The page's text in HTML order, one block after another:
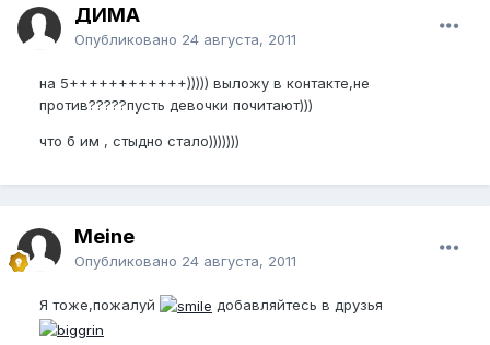
ДИМА
Опубликовано 24 августа, 2011
на 5++++++++++++))))) выложу в контакте,не
против?????пусть девочки почитают)))
что б им , стыдно стало)))))))
Meine
Опубликовано 24 августа, 2011
Я тоже,пожалуй добавляйтесь в друзья